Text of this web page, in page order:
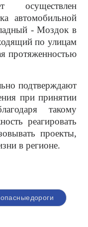
осуществлен
автомобильной
- Моздок в
по улицам
протяженностью
подтверждают
при принятии
такому
реагировать
проекты,
в регионе.